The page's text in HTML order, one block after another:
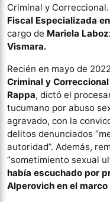
Criminal y
Fiscal Especializada
cargo de Mariela
Vismara.
Recién en mayo de 2022
Criminal y Correccional
Rappa, dictó el
tucumano por abuso
agravado, con la
delitos denunciados
autoridad”. Además,
“sometimiento sexual
había escuchado por
Alperovich en el